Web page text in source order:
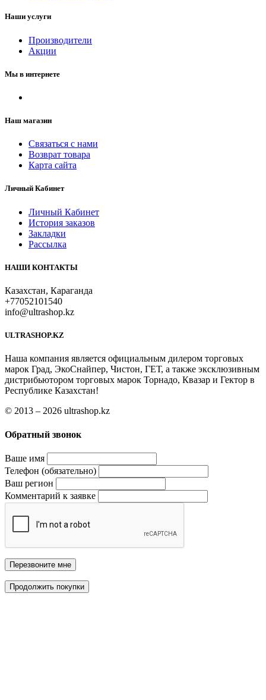
Наши услуги
Производители
Акции
Мы в интернете
Наш магазин
Связаться с нами
Возврат товара
Карта сайта
Личный Кабинет
Личный Кабинет
История заказов
Закладки
Рассылка
НАШИ КОНТАКТЫ
Казахстан, Караганда
+77052101540
info@ultrashop.kz
ULTRASHOP.KZ
Наша компания является официальным дилером торговых
марок Град, ЭкоСнайпер, Чистон, ГЕТ, а также эксклюзивным
дистрибьютором торговых марок Торнадо, Квазар и Гектор в
Республике Казахстан!
© 2013 – 2026 ultrashop.kz
Обратный звонок
Ваше имя
Телефон (обязательно)
Ваш регион
Комментарий к заявке
Перезвоните мне
Продолжить покупки